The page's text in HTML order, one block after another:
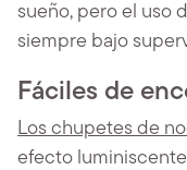
sueño, pero el uso
siempre bajo
Fáciles de
Los chupetes de
efecto